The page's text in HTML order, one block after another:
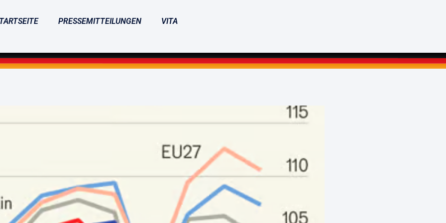
PRESSEMITTEILUNGEN VITA